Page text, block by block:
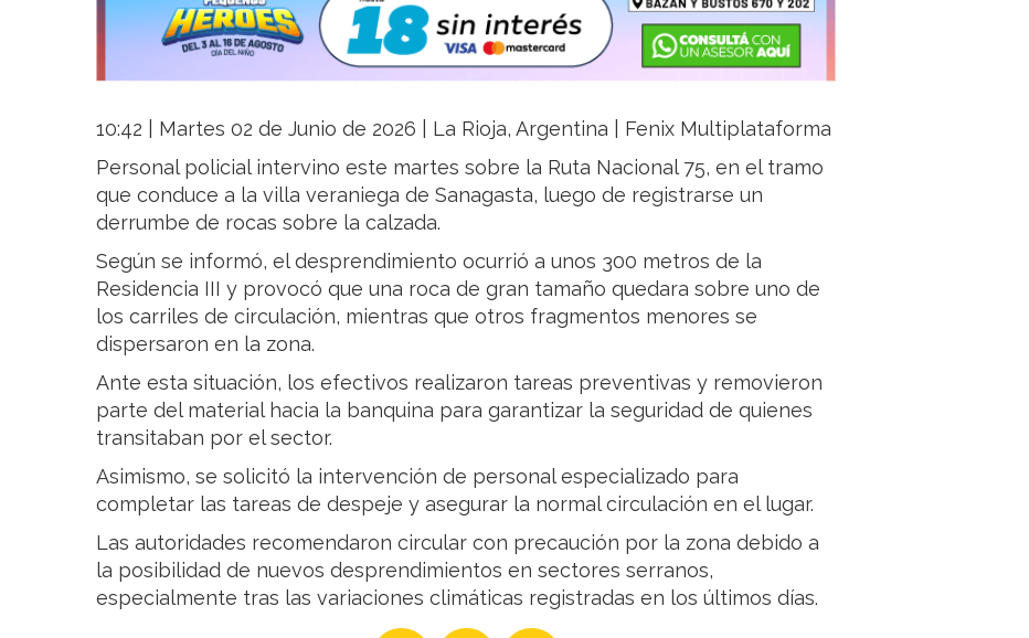
10:42 | Martes 02 de Junio de 2026 | La Rioja, Argentina | Fenix Multiplataforma
Personal policial intervino este martes sobre la Ruta Nacional 75, en el tramo
que conduce a la villa veraniega de Sanagasta, luego de registrarse un
derrumbe de rocas sobre la calzada.
Según se informó, el desprendimiento ocurrió a unos 300 metros de la
Residencia III y provocó que una roca de gran tamaño quedara sobre uno de
los carriles de circulación, mientras que otros fragmentos menores se
dispersaron en la zona.
Ante esta situación, los efectivos realizaron tareas preventivas y removieron
parte del material hacia la banquina para garantizar la seguridad de quienes
transitaban por el sector.
Asimismo, se solicitó la intervención de personal especializado para
completar las tareas de despeje y asegurar la normal circulación en el lugar.
Las autoridades recomendaron circular con precaución por la zona debido a
la posibilidad de nuevos desprendimientos en sectores serranos,
especialmente tras las variaciones climáticas registradas en los últimos días.